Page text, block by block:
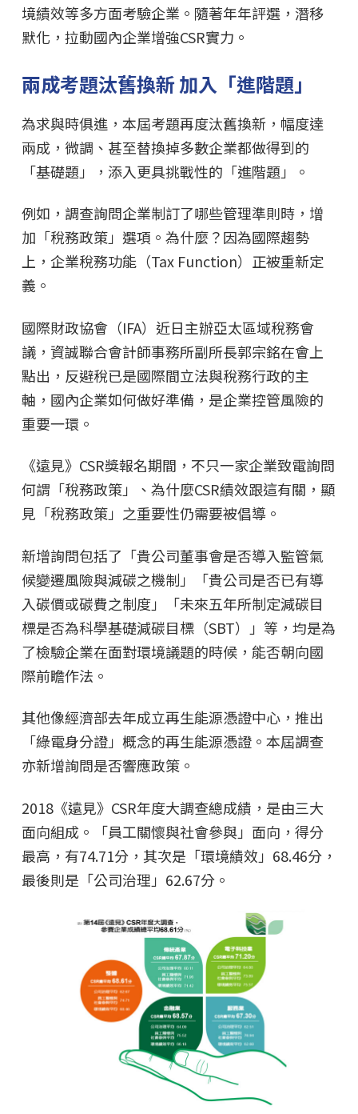
境績效等多方面考驗企業。隨著年年評選，潛移
默化，拉動國內企業增強CSR實力。
兩成考題汰舊換新 加入「進階題」
為求與時俱進，本屆考題再度汰舊換新，幅度達
兩成，微調、甚至替換掉多數企業都做得到的
「基礎題」，添入更具挑戰性的「進階題」。
例如，調查詢問企業制訂了哪些管理準則時，增
加「稅務政策」選項。為什麼？因為國際趨勢
上，企業稅務功能（Tax Function）正被重新定
義。
國際財政協會（IFA）近日主辦亞太區域稅務會
議，資誠聯合會計師事務所副所長郭宗銘在會上
點出，反避稅已是國際間立法與稅務行政的主
軸，國內企業如何做好準備，是企業控管風險的
重要一環。
《遠見》CSR獎報名期間，不只一家企業致電詢問
何謂「稅務政策」、為什麼CSR績效跟這有關，顯
見「稅務政策」之重要性仍需要被倡導。
新增詢問包括了「貴公司董事會是否導入監管氣
候變遷風險與減碳之機制」「貴公司是否已有導
入碳價或碳費之制度」「未來五年所制定減碳目
標是否為科學基礎減碳目標（SBT）」等，均是為
了檢驗企業在面對環境議題的時候，能否朝向國
際前瞻作法。
其他像經濟部去年成立再生能源憑證中心，推出
「綠電身分證」概念的再生能源憑證。本屆調查
亦新增詢問是否響應政策。
2018《遠見》CSR年度大調查總成績，是由三大
面向組成。「員工關懷與社會參與」面向，得分
最高，有74.71分，其次是「環境績效」68.46分，
最後則是「公司治理」62.67分。